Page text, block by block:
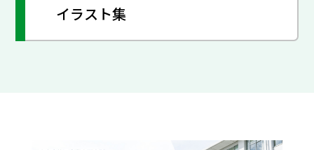
イラスト集